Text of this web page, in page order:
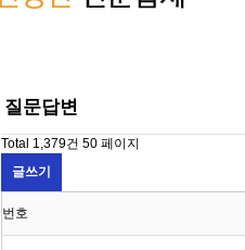
질문답변
Total 1,379건 50 페이지
글쓰기
번호